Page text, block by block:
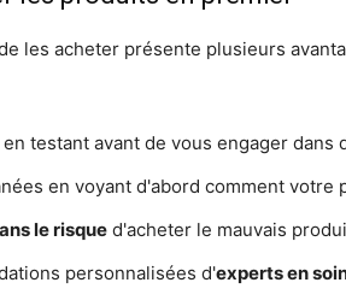
les acheter présente plusieurs
en testant avant de vous engager dans
en voyant d'abord comment votre
le risque d'acheter le mauvais
personnalisées d'experts en